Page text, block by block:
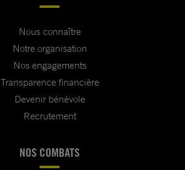
Nous connaître
Notre organisation
Nos engagements
Transparence financière
Devenir bénévole
Recrutement
NOS COMBATS